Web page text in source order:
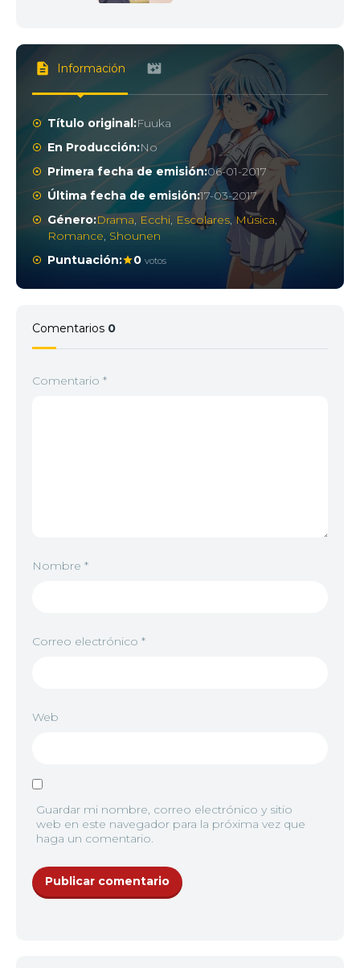
Información
Título original:Fuuka
En Producción:No
Primera fecha de emisión:06-01-2017
Última fecha de emisión:17-03-2017
Género:Drama, Ecchi, Escolares,Música,
Romance, Shounen
Puntuación:
0 votos
Comentarios 0
Comentario *
Nombre *
Correo electrónico *
Web
Guardar mi nombre, correo electrónico y sitio
web en este navegador para la próxima vez que
haga un comentario.